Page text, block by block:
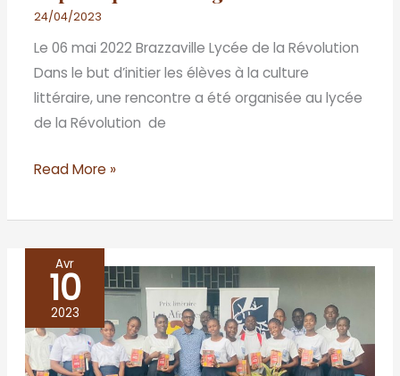
24/04/2023
Le 06 mai 2022 Brazzaville Lycée de la Révolution
Dans le but d’initier les élèves à la culture
littéraire, une rencontre a été organisée au lycée
de la Révolution de
Read More »
Avr
10
2023
Café
littéraire
du
trente